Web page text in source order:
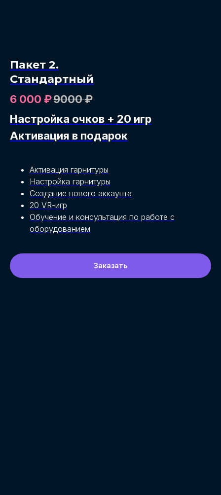
Пакет 2.
Стандартный
6 000 ₽9000₽
Настройка очков + 20 игр
Активация в подарок
Активация гарнитуры
Настройка гарнитуры
Создание нового аккаунта
20 VR-игр
Обучение и консультация по работе с
оборудованием
Заказать